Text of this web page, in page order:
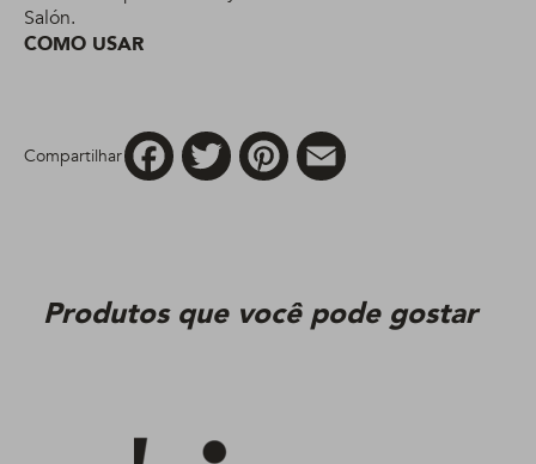
Salón.
COMO USAR
Compartilhar
FacebookTwitter Pinterest
Produtos que você pode gostar